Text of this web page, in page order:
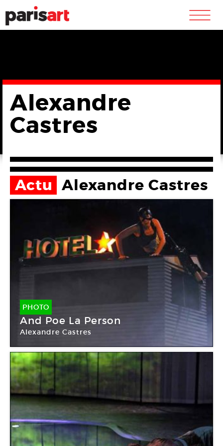
m
Alexandre
Castres
Actu Alexandre Castres
PHOTO
And Poe La Person
Alexandre Castres